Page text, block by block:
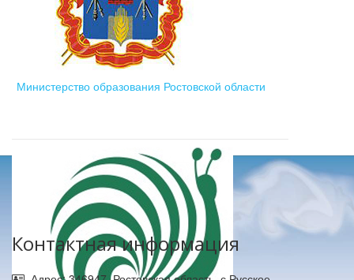
Министерство образования Ростовской области
Контактная информация